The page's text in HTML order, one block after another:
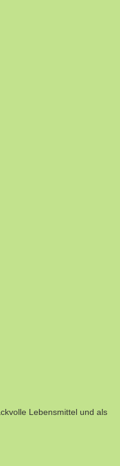
Lebensmittel und als